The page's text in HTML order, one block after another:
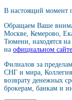
В настоящий момент
Обращаем Ваше
Москве, Кемерово,
Тюмени, находятся
на официальном сайте
Филиалов за
СНГ и мира, Коллегия
возврату денежных
брокерам, банкам и